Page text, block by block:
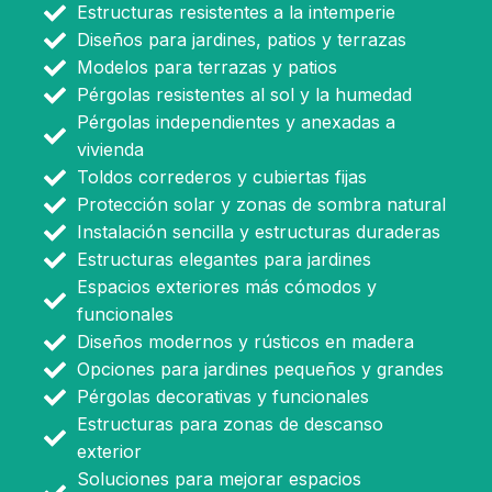
Estructuras resistentes a la intemperie
Diseños para jardines, patios y terrazas
Modelos para terrazas y patios
Pérgolas resistentes al sol y la humedad
Pérgolas independientes y anexadas a
vivienda
Toldos correderos y cubiertas fijas
Protección solar y zonas de sombra natural
Instalación sencilla y estructuras duraderas
Estructuras elegantes para jardines
Espacios exteriores más cómodos y
funcionales
Diseños modernos y rústicos en madera
Opciones para jardines pequeños y grandes
Pérgolas decorativas y funcionales
Estructuras para zonas de descanso
exterior
Soluciones para mejorar espacios